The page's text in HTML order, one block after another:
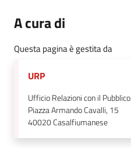
A cura di
Questa pagina è gestita da
URP
Ufficio Relazioni con il Pubblico
Piazza Armando Cavalli, 15
40020Casalfiumanese